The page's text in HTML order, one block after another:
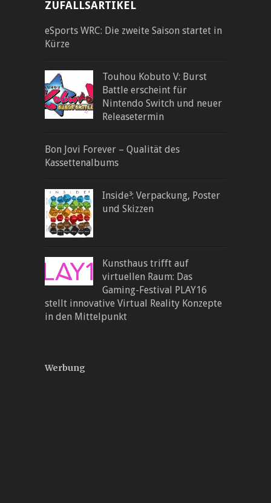
ZUFALLSARTIKEL
eSports WRC: Die zweite Saison startet in
Kürze
Touhou Kobuto V: Burst
Battle erscheint für
Nintendo Switch und neuer
Releasetermin
Bon Jovi Forever – Qualität des
Kassettenalbums
Inside³: Verpackung, Poster
und Skizzen
Kunsthaus trifft auf
virtuellen Raum: Das
Gaming-Festival PLAY16
stellt innovative Virtual Reality Konzepte
in den Mittelpunkt
Werbung